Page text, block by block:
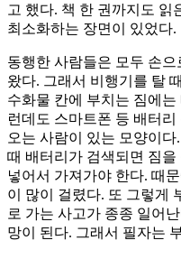
고 했다. 책 한 권까지도 읽
최소화하는 장면이 있었다.
동행한 사람들은 모두 손
왔다. 그래서 비행기를 탈
수화물 칸에 부치는 짐에
런데도 스마트폰 등 배터
오는 사람이 있는 모양이
때 배터리가 검색되면 짐을
넣어서 가져가야 한다. 때
이 많이 걸렸다. 또 그렇게
로 가는 사고가 종종 일어
망이 된다. 그래서 필자는